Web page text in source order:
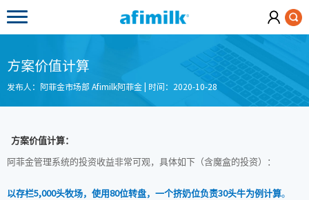
方案价值计算
发布人：阿菲金市场部 Afimilk阿菲金 | 时间：2020-10-28
方案价值计算：
阿菲金管理系统的投资收益非常可观，具体如下（含魔盒的投资）：
以存栏5,000头牧场，使用80位转盘，一个挤奶位负责30头牛为例计算。